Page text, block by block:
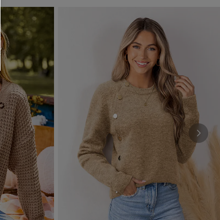
SCONT
e-mail di marketing (compresi contenuti
i nostri Termini e condizioni
come i pixel presenti nelle
valutare il livello di coinvolgimento,
che potrebbero interessarti, il tutto
. Puoi annullare l'iscrizione in qualsiasi